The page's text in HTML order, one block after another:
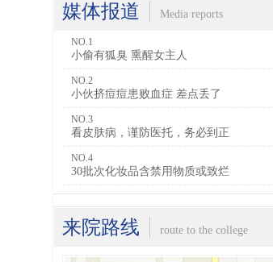
皮肤科主任。毕业于长
在线询问
媒体报道 Media reports
NO.1
小偷有狐臭 熏醒女主人
NO.2
小伙挤痘痘患败血症 差点丢了
NO.3
看皮肤病，谨防医托，务必到正
NO.4
30批次化妆品含禁用物质或致烂
来院路线 route to the college